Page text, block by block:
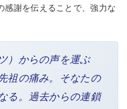
感謝を伝えることで、強力な
）からの声を運ぶ
祖の痛み。そなたの
る。過去からの連鎖